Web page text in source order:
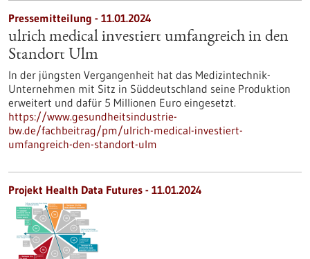
Pressemitteilung - 11.01.2024
ulrich medical investiert umfangreich in den
Standort Ulm
In der jüngsten Vergangenheit hat das Medizintechnik-
Unternehmen mit Sitz in Süddeutschland seine Produktion
erweitert und dafür 5 Millionen Euro eingesetzt.
https://www.gesundheitsindustrie-
bw.de/fachbeitrag/pm/ulrich-medical-investiert-
umfangreich-den-standort-ulm
Projekt Health Data Futures - 11.01.2024